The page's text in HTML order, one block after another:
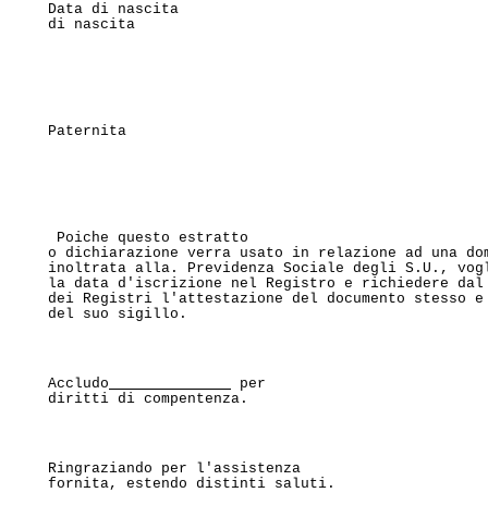
Data di nascita
di nascita
Paternita
Poiche questo estratto
o dichiarazione verra usato in relazione ad una
inoltrata alla. Previdenza Sociale degli S.U.,
la data d'iscrizione nel Registro e richiedere dal
dei Registri l'attestazione del documento stesso
del suo sigillo.
Accludo
per
diritti di compentenza.
Ringraziando per l'assistenza
fornita, estendo distinti saluti.